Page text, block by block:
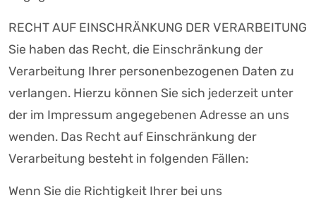
RECHT AUF EINSCHRÄNKUNG DER VERARBEITUNG
Sie haben das Recht, die Einschränkung der
Verarbeitung Ihrer personenbezogenen Daten zu
verlangen. Hierzu können Sie sich jederzeit unter
der im Impressum angegebenen Adresse an uns
wenden. Das Recht auf Einschränkung der
Verarbeitung besteht in folgenden Fällen:
Wenn Sie die Richtigkeit Ihrer bei uns